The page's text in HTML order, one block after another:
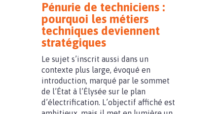
Pénurie de techniciens :
pourquoi les métiers
techniques deviennent
stratégiques
Le sujet s’inscrit aussi dans un
contexte plus large, évoqué en
introduction, marqué par le sommet
de l’État à l’Élysée sur le plan
d’électrification. L’objectif affiché est